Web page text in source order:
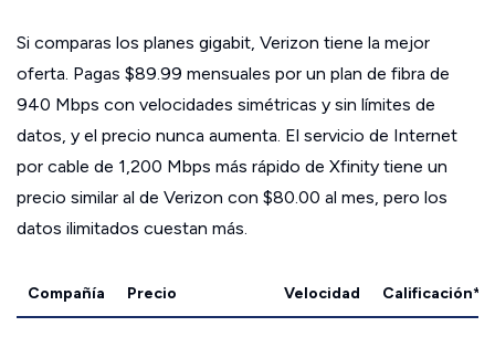
Si comparas los planes gigabit, Verizon tiene la mejor
oferta. Pagas $89.99 mensuales por un plan de fibra de
940 Mbps con velocidades simétricas y sin límites de
datos, y el precio nunca aumenta. El servicio de Internet
por cable de 1,200 Mbps más rápido de Xfinity tiene un
precio similar al de Verizon con $80.00 al mes, pero los
datos ilimitados cuestan más.
Compañía Precio Velocidad Calificación*